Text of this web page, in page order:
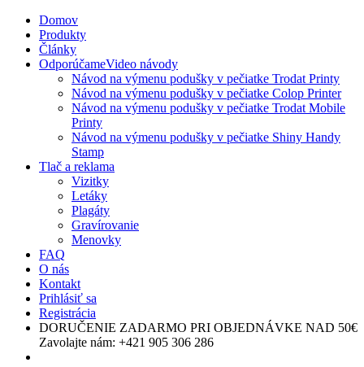
Spravujte súhlas so súbormi cookie